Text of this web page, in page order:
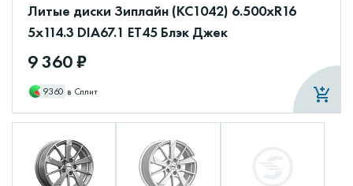
Литые диски Зиплайн (КС1042) 6.500xR16
5x114.3 DIA67.1 ET45 Блэк Джек
9 360 ₽
9360 в Сплит